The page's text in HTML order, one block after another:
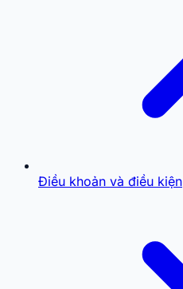
Điều khoản và điều kiện